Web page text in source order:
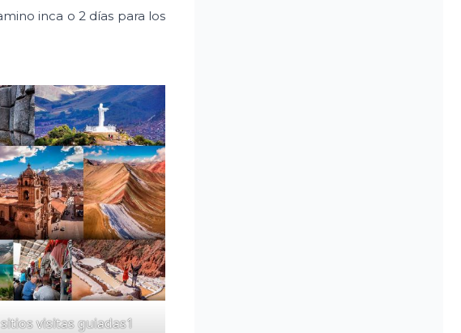
inca o 2 días para los
visitas guiadas1